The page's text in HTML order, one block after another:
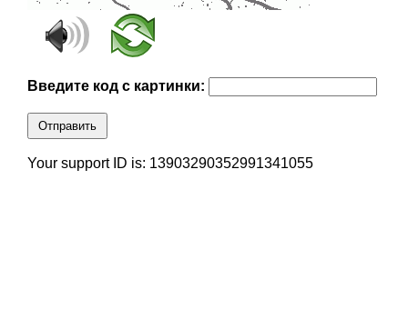
Введите код с картинки:
Отправить
Your support ID is: 13903290352991341055